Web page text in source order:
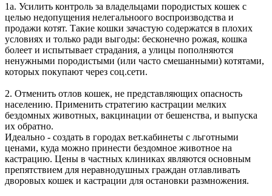
1а. Усилить контроль за владельцами породистых кошек с
целью недопущения нелегальноого воспроизводства и
продажи котят. Такие кошки зачастую содержатся в плохих
условиях и только ради выгоды: бесконечно рожая, кошка
болеет и испытывает страдания, а улицы пополняются
ненужными породистыми (или часто смешанными) котятами,
которых покупают через соц.сети.
2. Отменить отлов кошек, не представляющих опасность
населению. Применить стратегию кастрации мелких
бездомных животных, вакцинации от бешенства, и выпуска
их обратно.
Идеально - создать в городах вет.кабинеты с льготными
ценами, куда можно принести бездомное животное на
кастрацию. Цены в частных клиниках являются основным
препятствием для неравнодушных граждан отлавливать
дворовых кошек и кастрации для остановки размножения.